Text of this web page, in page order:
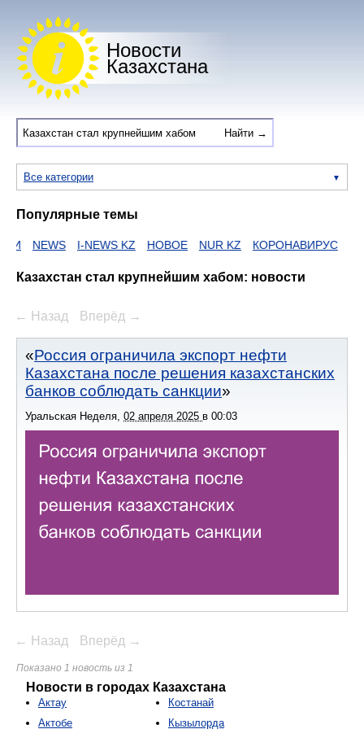
Новости
Казахстана
Все категории
Популярные темы
NEWS I-NEWS KZ НОВОЕ NUR KZ КОРОНАВИРУС
Казахстан стал крупнейшим хабом: новости
← Назад Вперёд →
Россия ограничила экспорт нефти
Казахстана после решения казахстанских
банков соблюдать санкции
Уральская Неделя, 02 апреля 2025 в 00:03
← Назад Вперёд →
Показано 1 новость из 1
Новости в городах Казахстана
Актау
Актобе
Костанай
Кызылорда